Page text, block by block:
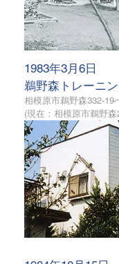
1983年3月6日
鵜野森トレーニ
相模原市鵜野森332-19
(現在： 相模原市鵜野森